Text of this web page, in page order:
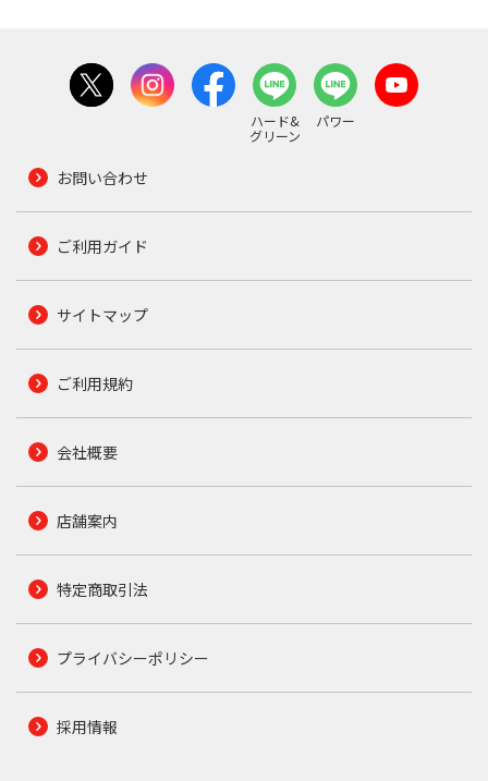
ハード&
グリーン
パワー
お問い合わせ
ご利用ガイド
サイトマップ
ご利用規約
会社概要
店舗案内
特定商取引法
プライバシーポリシー
採用情報